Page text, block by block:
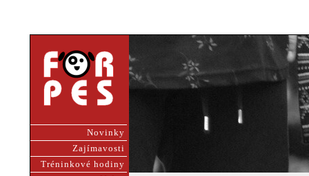
Novinky
Zajímavosti
Tréninkové hodiny